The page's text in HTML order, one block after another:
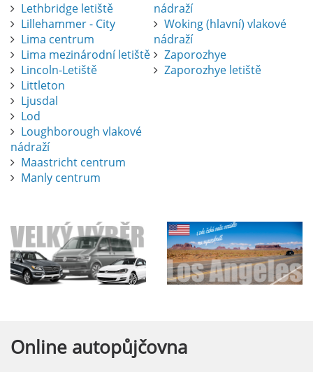
Lethbridge letiště
Lillehammer - City
Lima centrum
Lima mezinárodní letiště
Lincoln-Letiště
Littleton
Ljusdal
Lod
Loughborough vlakové
nádraží
Maastricht centrum
Manly centrum
nádraží
Woking (hlavní) vlakové
nádraží
Zaporozhye
Zaporozhye letiště
Online autopůjčovna